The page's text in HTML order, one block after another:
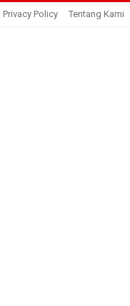
Privacy Policy Tentang Kami